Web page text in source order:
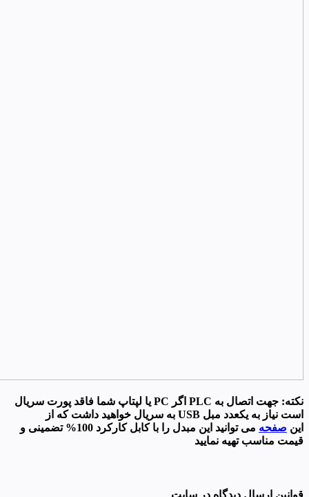
نکته: جهت اتصال به PLC اگر PC یا لپتاپ شما فاقد پورت سریال
است نیاز به یکعدد مبل USB به سریال خواهید داشت که از
این صفحه
می توانید این مبدل را با کابل کارکرد 100% تضمینی و
قیمت مناسب تهیه نمایید
قوانین ارسال دیدگاه در سایت